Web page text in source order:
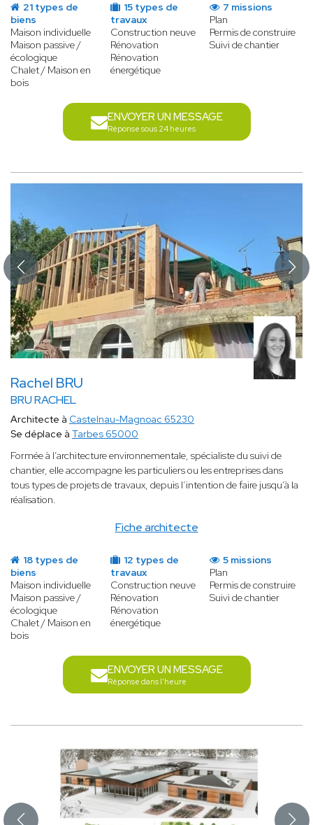
21 types de
biens
Maison individuelle
Maison passive /
écologique
Chalet / Maison en
bois
15 types de
travaux
Construction neuve
Rénovation
Rénovation
énergétique
7 missions
Plan
Permis de construire
Suivi de chantier
ENVOYER UN MESSAGE
Réponse sous 24 heures
Rachel BRU
BRU RACHEL
Fiche architecte
Architecte à Castelnau-Magnoac 65230
Se déplace à Tarbes 65000
Formée à l’architecture environnementale, spécialiste du suivi de
chantier, elle accompagne les particuliers ou les entreprises dans
tous types de projets de travaux, depuis l’intention de faire jusqu’à la
réalisation.
18 types de
biens
Maison individuelle
Maison passive /
écologique
Chalet / Maison en
bois
12 types de
travaux
Construction neuve
Rénovation
Rénovation
énergétique
5 missions
Plan
Permis de construire
Suivi de chantier
ENVOYER UN MESSAGE
Réponse dans l'heure